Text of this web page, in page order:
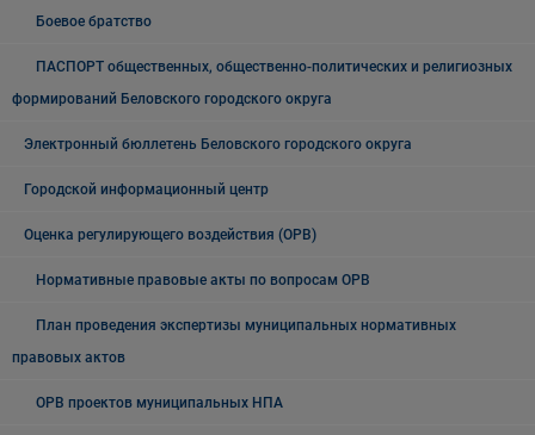
Боевое братство
ПАСПОРТ общественных, общественно-политических и религиозных
формирований Беловского городского округа
Электронный бюллетень Беловского городского округа
Городской информационный центр
Оценка регулирующего воздействия (ОРВ)
Нормативные правовые акты по вопросам ОРВ
План проведения экспертизы муниципальных нормативных
правовых актов
ОРВ проектов муниципальных НПА